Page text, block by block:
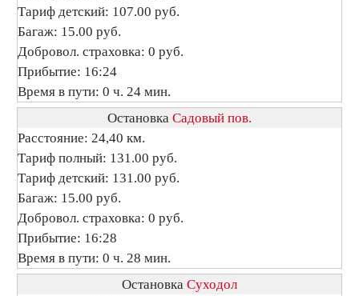
Тариф детский: 107.00 руб.
Багаж: 15.00 руб.
Добровол. страховка: 0 руб.
Прибытие: 16:24
Время в пути: 0 ч. 24 мин.
Остановка Садовый пов.
Расстояние: 24,40 км.
Тариф полный: 131.00 руб.
Тариф детский: 131.00 руб.
Багаж: 15.00 руб.
Добровол. страховка: 0 руб.
Прибытие: 16:28
Время в пути: 0 ч. 28 мин.
Остановка Суходол